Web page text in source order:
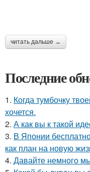
читать дальше →
Последние
1. Когда тумбочку
хочется.
2. А как вы к такой
3. В Японии
как план на новую
4. Давайте немного